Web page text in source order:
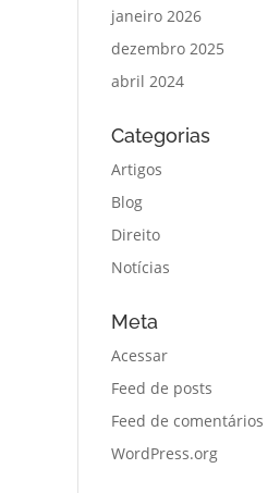
janeiro 2026
dezembro 2025
abril 2024
Categorias
Artigos
Blog
Direito
Notícias
Meta
Acessar
Feed de posts
Feed de comentários
WordPress.org